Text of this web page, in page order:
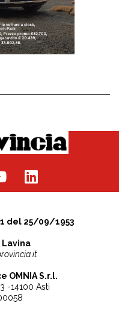
del 25/09/1953
Lavina
OMNIA S.r.l.
-14100 Asti